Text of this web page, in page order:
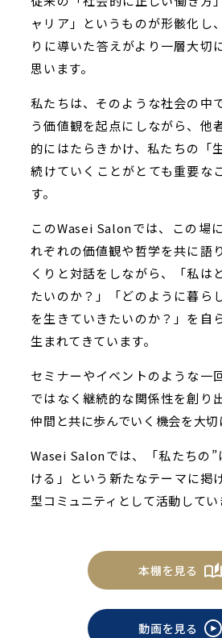
ャリア」というものが形骸化し
りに導いた答えがより一層大切
思います。
私たちは、そのような社会の中
う価値観を起点にしながら、他
的にはたらきかけ、私たちの「
続けていくことがとても重要な
す。
このWasei Salonでは、この場
れぞれの価値観や哲学を共に語
くりと対話をしながら、「私は
たいのか？」「どのように暮ら
を生きていきたいのか？」を自
生まれてきています。
セミナーやイベントのような一
ではなく継続的な関係性を創り
仲間と共に歩んでいく機会を大切
Wasei Salonでは、「私たちの
ける」という新たなテーマに掲
型コミュニティとして活動してい
本棚を見る
動画を見る